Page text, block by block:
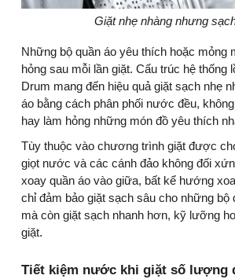
Giặt nhẹ nhàng nhưng
Những bộ quần áo yêu thích hoặc mỏng
hỏng sau mỗi lần giặt. Cấu trúc hệ thống
Drum mang đến hiệu quả giặt sạch nhẹ
áo bằng cách phân phối nước đều,
hay làm hỏng những món đồ yêu thích
Tùy thuộc vào chương trình giặt được
giọt nước và các cánh đảo không đối
xoay quần áo vào giữa, bất kể hướng
chỉ đảm bảo giặt sạch sâu cho những bộ
mà còn giặt sạch nhanh hơn, kỹ lưỡng
giặt.
Tiết kiệm nước khi giặt số lượng